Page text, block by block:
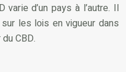
d’un pays à l’autre. Il
les lois en vigueur dans
CBD.